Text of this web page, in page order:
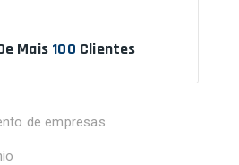
Mais 100 Clientes
de empresas